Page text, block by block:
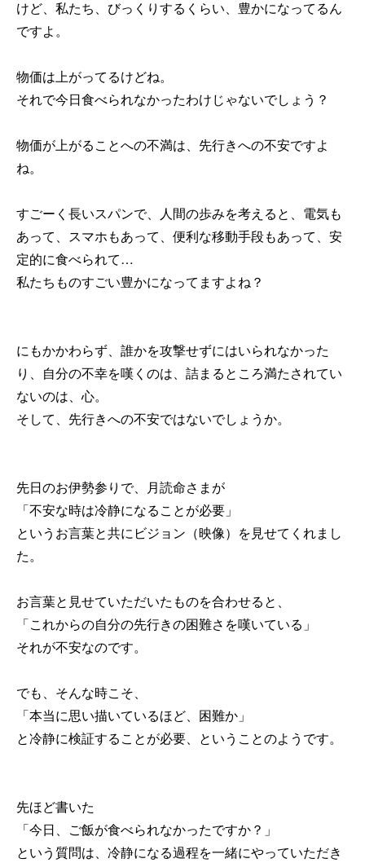
けど、私たち、びっくりするくらい、豊かになってるん
ですよ。
物価は上がってるけどね。
それで今日食べられなかったわけじゃないでしょう？
物価が上がることへの不満は、先行きへの不安ですよ
ね。
すごーく長いスパンで、人間の歩みを考えると、電気も
あって、スマホもあって、便利な移動手段もあって、安
定的に食べられて…
私たちものすごい豊かになってますよね？
にもかかわらず、誰かを攻撃せずにはいられなかった
り、自分の不幸を嘆くのは、詰まるところ満たされてい
ないのは、心。
そして、先行きへの不安ではないでしょうか。
先日のお伊勢参りで、月読命さまが
「不安な時は冷静になることが必要」
というお言葉と共にビジョン（映像）を見せてくれまし
た。
お言葉と見せていただいたものを合わせると、
「これからの自分の先行きの困難さを嘆いている」
それが不安なのです。
でも、そんな時こそ、
「本当に思い描いているほど、困難か」
と冷静に検証することが必要、ということのようです。
先ほど書いた
「今日、ご飯が食べられなかったですか？」
という質問は、冷静になる過程を一緒にやっていただき